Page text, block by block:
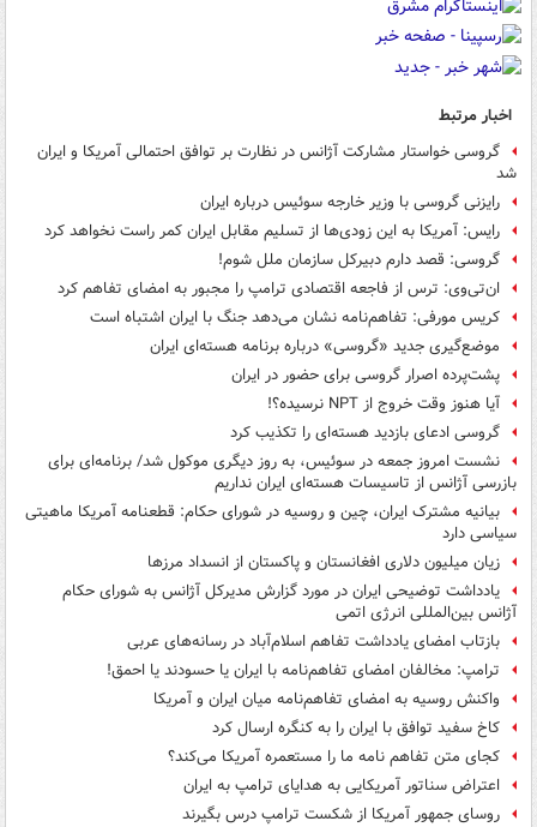
اخبار مرتبط
گروسی خواستار مشارکت آژانس در نظارت بر توافق احتمالی آمریکا و ایران
شد
رایزنی گروسی با وزیر خارجه سوئیس درباره ایران
رایس: آمریکا به این زودی‌ها از تسلیم مقابل ایران کمر راست نخواهد کرد
گروسی: قصد دارم دبیرکل سازمان ملل شوم!
ان‌تی‌وی: ترس از فاجعه اقتصادی ترامپ را مجبور به امضای تفاهم کرد
کریس مورفی: تفاهم‌نامه نشان می‌دهد جنگ با ایران اشتباه است
موضع‌گیری جدید «گروسی» درباره برنامه هسته‌ای ایران
پشت‌پرده اصرار گروسی برای حضور در ایران
آیا هنوز وقت خروج از NPT نرسیده؟!
گروسی ادعای بازدید هسته‌ای را تکذیب کرد
نشست امروز جمعه در سوئیس، به روز دیگری موکول شد/ برنامه‌ای برای
بازرسی آژانس از تاسیسات هسته‌ای ایران نداریم
بیانیه مشترک ایران، چین و روسیه در شورای حکام: قطعنامه آمریکا ماهیتی
سیاسی دارد
زیان میلیون دلاری افغانستان و پاکستان از انسداد مرزها
یادداشت توضیحی ایران در مورد گزارش مدیرکل آژانس به شورای حکام
آژانس بین‌المللی انرژی اتمی
بازتاب امضای یادداشت تفاهم اسلام‌آباد در رسانه‌های عربی
ترامپ: مخالفان امضای تفاهم‌نامه با ایران یا حسودند یا احمق!
واکنش روسیه به امضای تفاهم‌نامه میان ایران و آمریکا
کاخ سفید توافق با ایران را به کنگره ارسال کرد
کجای متن تفاهم نامه ما را مستعمره آمریکا می‌کند؟
اعتراض سناتور آمریکایی به هدایای ترامپ به ایران
روسای جمهور آمریکا از شکست ترامپ درس بگیرند